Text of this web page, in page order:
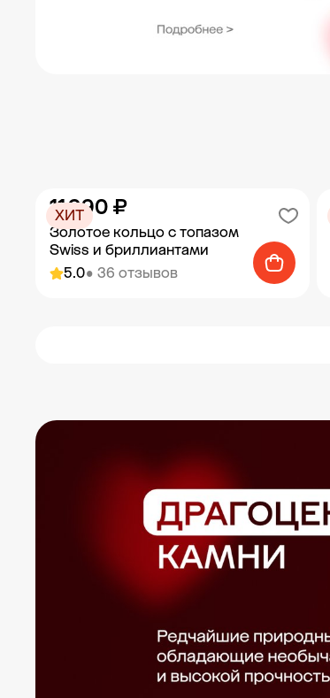
5.0• 36 отзывов
Золотое кольцо с топазом
Swiss и бриллиантами
11 990 ₽
ХИТ